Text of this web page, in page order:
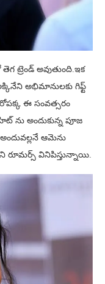
ట్రెండ్ అవుతుంది.ఇక
అభిమానులకు గిఫ్ట్
ఈ సంవత్సరం
ను అందుకున్న పూజ
ఆమెను
రూమర్స్ వినిపిస్తున్నాయి.